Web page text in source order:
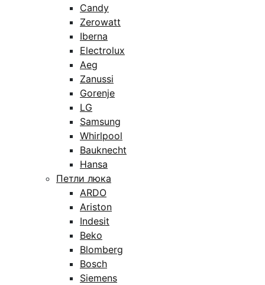
Candy
Zerowatt
Iberna
Electrolux
Aeg
Zanussi
Gorenje
LG
Samsung
Whirlpool
Bauknecht
Hansa
Петли люка
ARDO
Ariston
Indesit
Beko
Blomberg
Bosch
Siemens